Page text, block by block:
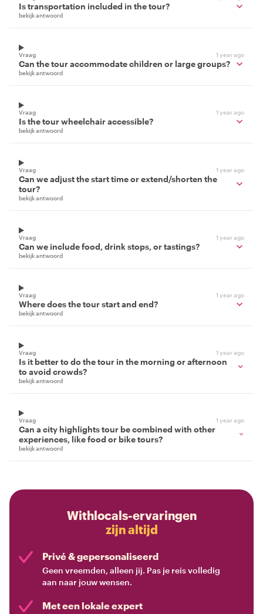
Is transportation included in the tour?
bekijk antwoord
Vraag 1 year ago
Can the tour accommodate children or large groups?
bekijk antwoord
Vraag 1 year ago
Is the tour wheelchair accessible?
bekijk antwoord
Vraag 1 year ago
Can we adjust the start time or extend/shorten the
tour?
bekijk antwoord
Vraag 1 year ago
Can we include food, drink stops, or tastings?
bekijk antwoord
Vraag 1 year ago
Where does the tour start and end?
bekijk antwoord
Vraag 1 year ago
Is it better to do the tour in the morning or afternoon
to avoid crowds?
bekijk antwoord
Vraag 1 year ago
Can a city highlights tour be combined with other
experiences, like food or bike tours?
bekijk antwoord
Withlocals-ervaringen
zijn altijd
Privé & gepersonaliseerd
Geen vreemden, alleen jij. Pas je reis volledig
aan naar jouw wensen.
Met een lokale expert